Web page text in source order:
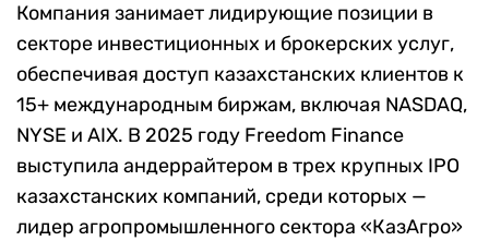
Компания занимает лидирующие позиции в
секторе инвестиционных и брокерских услуг,
обеспечивая доступ казахстанских клиентов к
15+ международным биржам, включая NASDAQ,
NYSE и AIX. В 2025 году Freedom Finance
выступила андеррайтером в трех крупных IPO
казахстанских компаний, среди которых —
лидер агропромышленного сектора «КазАгро»